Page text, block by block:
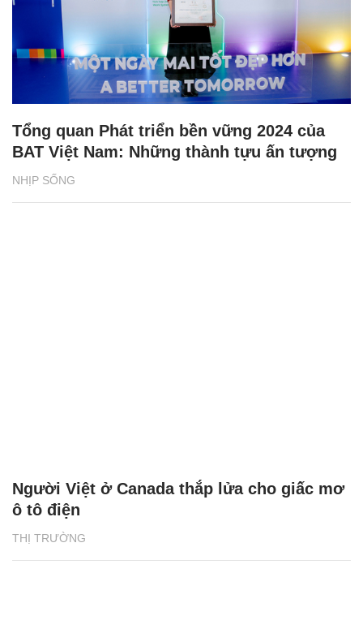
NHỊP SỐNG
Tổng quan Phát triển bền vững 2024 của
BAT Việt Nam: Những thành tựu ấn tượng
THỊ TRƯỜNG
Người Việt ở Canada thắp lửa cho giấc mơ
ô tô điện